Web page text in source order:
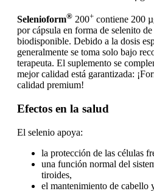
Selenioform® 200+ contiene 200
por cápsula en forma de selenito
biodisponible. Debido a la dosis
generalmente se toma solo bajo
terapeuta. El suplemento se
mejor calidad está garantizada:
calidad premium!
Efectos en la salud
El selenio apoya:
la protección de las células
una función normal del
tiroides,
el mantenimiento de cabello